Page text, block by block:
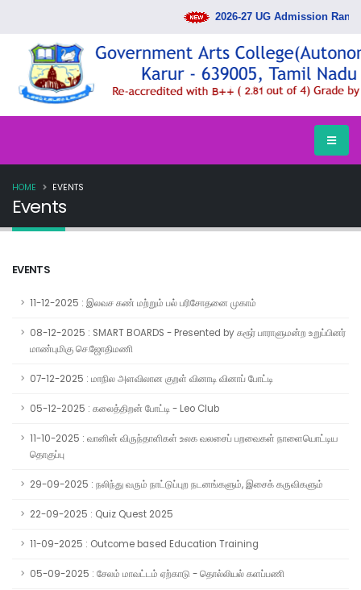
2026-27 UG Admission Rank
Events
HOME EVENTS
EVENTS
11-12-2025 : இலவச கண் மற்றும் பல் பரிசோதனை முகாம்
08-12-2025 : SMART BOARDS - Presented by கரூர் பாராளுமன்ற உறுப்பினர்
மாண்புமிகு செ.ஜோதிமணி
07-12-2025 : மாநில அளவிலான குறள் வினாடி வினாப் போட்டி
05-12-2025 : கலைத்திறன் போட்டி - Leo Club
11-10-2025 : வானின் விருந்தாளிகள் உலக வலசைப் பறவைகள் நாளையொட்டிய
தொகுப்பு
29-09-2025 : நலிந்து வரும் நாட்டுப்புற நடனங்களும், இசைக் கருவிகளும்
22-09-2025 : Quiz Quest 2025
11-09-2025 : Outcome based Education Training
05-09-2025 : சேலம் மாவட்டம் ஏற்காடு - தொல்லியல் களப்பணி